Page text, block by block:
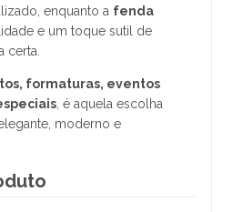
enquanto a fenda
e um toque sutil de
certa.
formaturas, eventos
, é aquela escolha
moderno e